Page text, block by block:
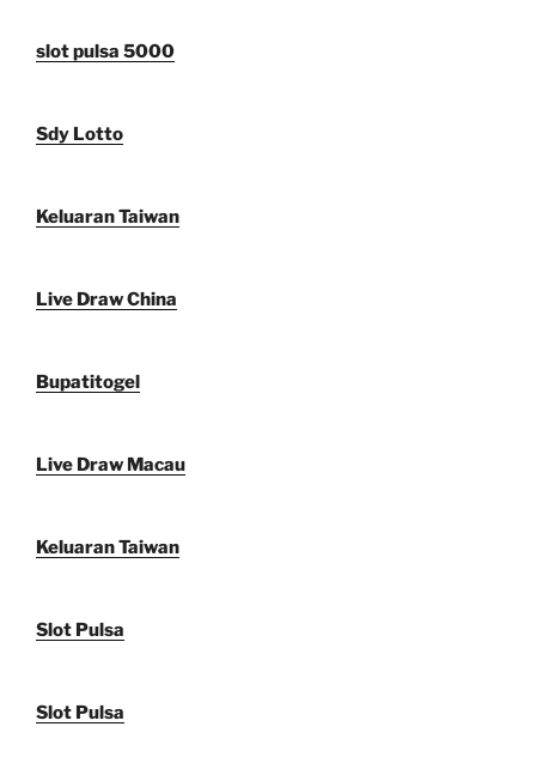
slot pulsa 5000
Sdy Lotto
Keluaran Taiwan
Live Draw China
Bupatitogel
Live Draw Macau
Keluaran Taiwan
Slot Pulsa
Slot Pulsa